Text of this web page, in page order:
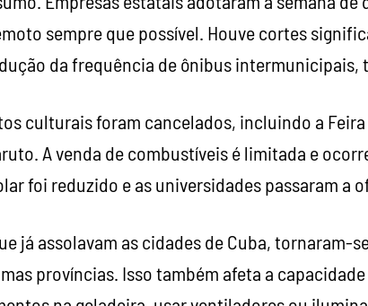
sempre que possível. Houve cortes
da frequência de ônibus intermunicipais,
culturais foram cancelados, incluindo a
A venda de combustíveis é limitada e
foi reduzido e as universidades passaram a
já assolavam as cidades de Cuba, tornaram-
províncias. Isso também afeta a